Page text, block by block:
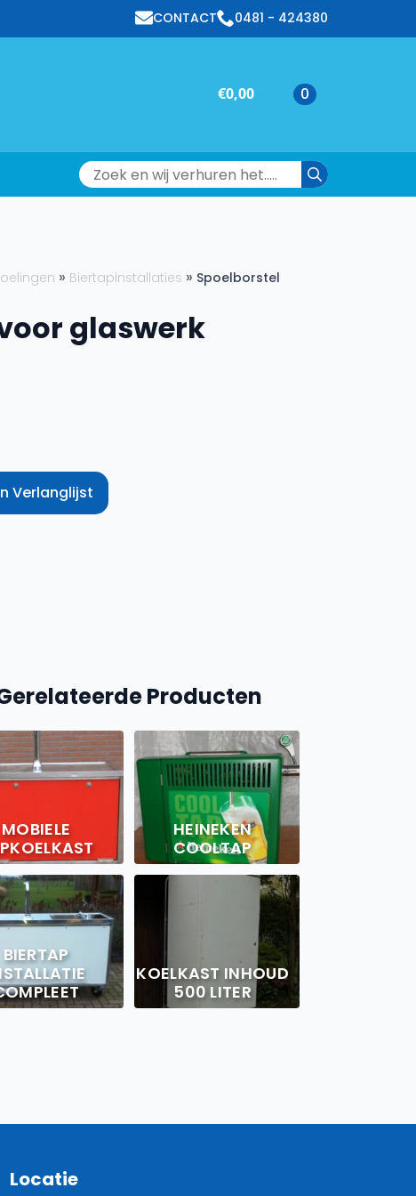
CONTACT 0481 - 424380
€0,00 0
Search
Biertapinstallaties
Spoelborstel
glaswerk
Verlanglijst
Producten
MOBIELE
HEINEKEN
COOLTAP
BIERTAP
KOELKAST INHOUD
500 LITER
Locatie